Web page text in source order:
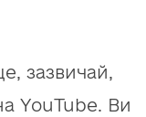
зазвичай,
YouTube. Ви